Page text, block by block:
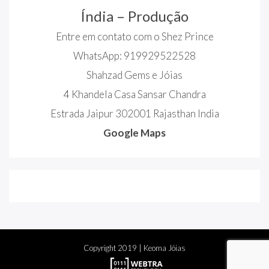
Índia – Produção
Entre em contato com o Shez Prince
WhatsApp: 919929522528
Shahzad Gems e Jóias
4 Khandela Casa Sansar Chandra
Estrada Jaipur 302001 Rajasthan India
Google Maps
Copyright 2019 | Keoma Jóias